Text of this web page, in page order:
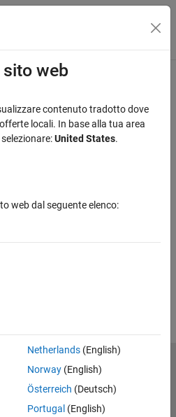
di navigazione
web
contenuto tradotto dove
locali. In base alla tua area
United States.
web dal seguente elenco:
Netherlands(English)
Norway(English)
Österreich (Deutsch)
Portugal (English)
Informativa sulla privacy
Contatti
Inc.